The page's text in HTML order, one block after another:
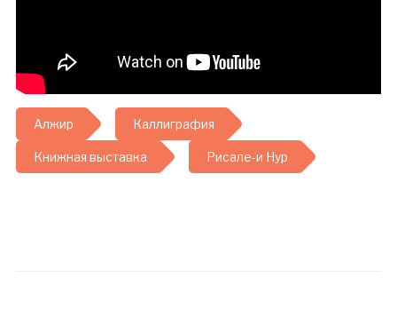
Алжир Каллиграфия
Книжная выставка Рисале-и Нур